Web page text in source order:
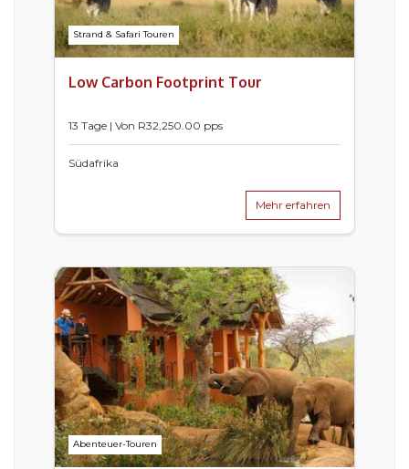
Strand & Safari Touren
Low Carbon Footprint Tour
13 Tage | Von R32,250.00 pps
Südafrika
Mehr erfahren
Abenteuer-Touren